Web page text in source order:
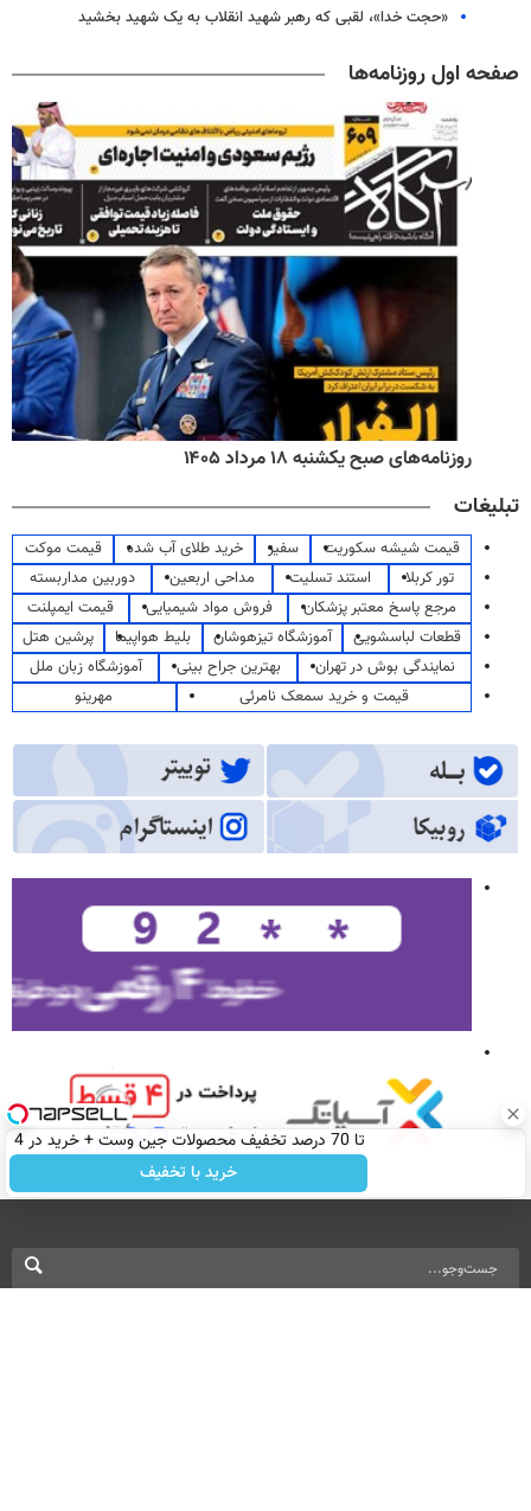
«حجت خدا»، لقبی که رهبر شهید انقلاب به یک شهید بخشید
صفحه اول روزنامه‌ها
روزنامه‌های صبح یکشنبه ۱۸ مرداد ۱۴۰۵
تبلیغات
قیمت شیشه سکوریت سفیر خرید طلای آب شده
قیمت موکت
تور کربلا
استند تسلیت مداحی اربعین
دوربین مداربسته
مرجع پاسخ معتبر پزشکان
فروش مواد شیمیایی
قیمت ایمپلنت
قطعات لباسشویی
آموزشگاه تیزهوشان بلیط هواپیما
پرشین هتل
نمایندگی بوش در تهران
بهترین جراح بینی
آموزشگاه زبان ملل
قیمت و خرید سمعک نامرئی
مهرینو
تا 70 درصد تخفیف محصولات جین وست + خرید در 4
قسط
خرید با تخفیف